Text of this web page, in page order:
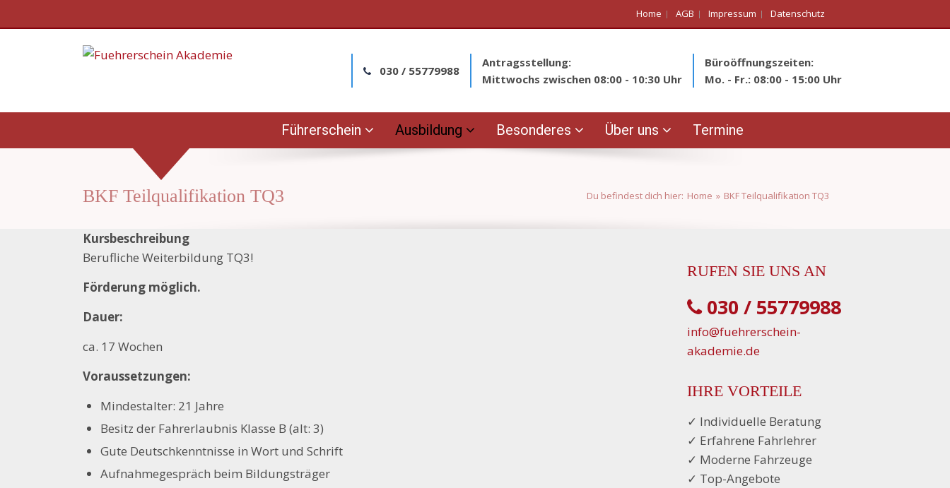
Home AGB Impressum Datenschutz
030 / 55779988
Antragsstellung:
Mittwochs zwischen 08:00 - 10:30 Uhr
Büroöffnungszeiten:
Mo. - Fr.: 08:00 - 15:00 Uhr
Führerschein Ausbildung Besonderes Über uns Termine
BKF Teilqualifikation TQ3 Du befindest dich hier: Home » BKF Teilqualifikation TQ3
Kursbeschreibung
Berufliche Weiterbildung TQ3!
Förderung möglich.
Dauer:
ca. 17 Wochen
Voraussetzungen:
Mindestalter: 21 Jahre
Besitz der Fahrerlaubnis Klasse B (alt: 3)
Gute Deutschkenntnisse in Wort und Schrift
Aufnahmegespräch beim Bildungsträger
RUFEN SIE UNS AN
030 / 55779988
info@fuehrerschein-
akademie.de
IHRE VORTEILE
✓ Individuelle Beratung
✓ Erfahrene Fahrlehrer
✓ Moderne Fahrzeuge
✓ Top-Angebote